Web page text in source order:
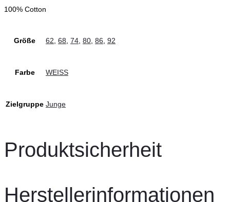
100% Cotton
Größe 62, 68, 74, 80, 86, 92
Farbe WEISS
Zielgruppe Junge
Produktsicherheit
Herstellerinformationen